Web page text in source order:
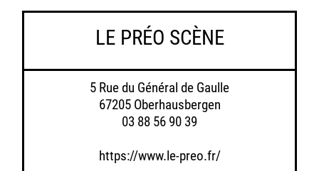
LE PRÉO SCÈNE
5 Rue du Général de Gaulle
67205 Oberhausbergen
03 88 56 90 39
https://www.le-preo.fr/